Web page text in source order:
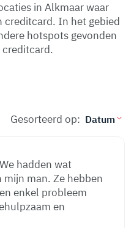
in Alkmaar waar
creditcard. In het gebied
hotspots gevonden
creditcard.
Gesorteerd op:
hadden wat
man. Ze hebben
enkel probleem
en